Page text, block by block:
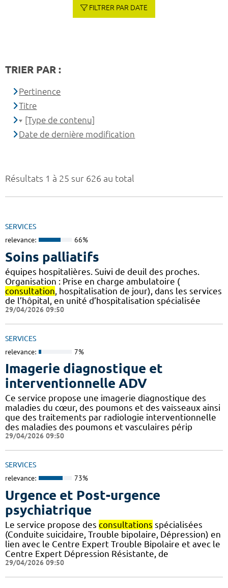
Résultats 1 à 25 sur 626 au total
SERVICES
relevance: 66%
Soins palliatifs
équipes hospitalières. Suivi de deuil des proches.
Organisation : Prise en charge ambulatoire (
consultation, hospitalisation de jour), dans les services
de l’hôpital, en unité d’hospitalisation spécialisée
29/04/2026 09:50
SERVICES
relevance: 7%
Imagerie diagnostique et
interventionnelle ADV
Ce service propose une imagerie diagnostique des
maladies du cœur, des poumons et des vaisseaux ainsi
que des traitements par radiologie interventionnelle
des maladies des poumons et vasculaires périp
29/04/2026 09:50
SERVICES
relevance: 73%
Urgence et Post-urgence
psychiatrique
Le service propose des consultations spécialisées
(Conduite suicidaire, Trouble bipolaire, Dépression) en
lien avec le Centre Expert Trouble Bipolaire et avec le
Centre Expert Dépression Résistante, de
29/04/2026 09:50
FILTRER PAR DATE
TRIER PAR :
Pertinence
Titre
[Type de contenu]
Date de dernière modification